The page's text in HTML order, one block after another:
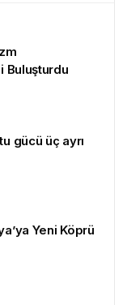
Buluşturdu
gücü üç ayrı
Yeni Köprü